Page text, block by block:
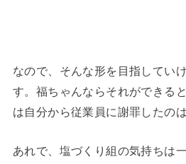
なので、そんな形を目指してい
す。福ちゃんならそれができる
は自分から従業員に謝罪したの
あれで、塩づくり組の気持ちは